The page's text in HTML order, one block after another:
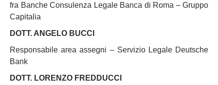
fra Banche Consulenza Legale Banca di Roma – Gruppo
Capitalia
DOTT. ANGELO BUCCI
Responsabile area assegni – Servizio Legale Deutsche
Bank
DOTT. LORENZO FREDDUCCI